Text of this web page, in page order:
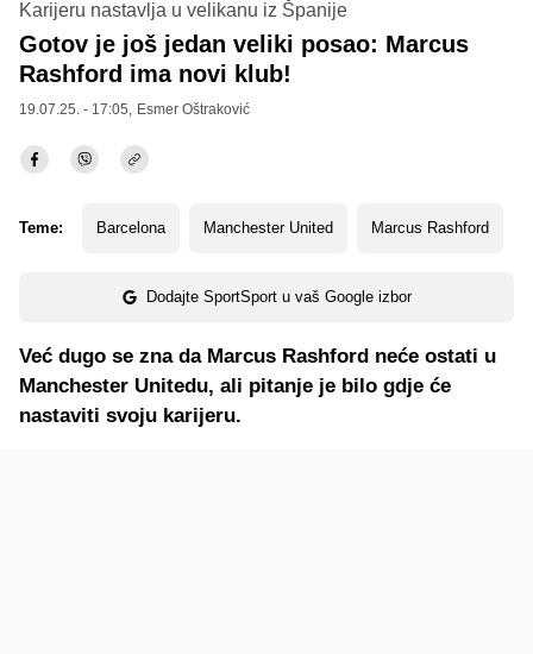
Karijeru nastavlja u velikanu iz Španije
Gotov je još jedan veliki posao: Marcus
Rashford ima novi klub!
19.07.25. - 17:05, Esmer Oštraković
Teme: Barcelona Manchester United Marcus Rashford
Dodajte SportSport u vaš Google izbor
Već dugo se zna da Marcus Rashford neće ostati u
Manchester Unitedu, ali pitanje je bilo gdje će
nastaviti svoju karijeru.